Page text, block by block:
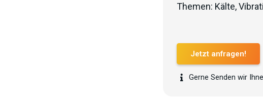
Themen: Kälte,
Jetzt anfragen!
Gerne Senden wir